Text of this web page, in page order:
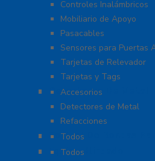
Controles Inalámbricos
Mobiliario de Apoyo
Pasacables
Sensores para Puertas
Tarjetas de Relevador
Tarjetas y Tags
Detectores De Metal
Accesorios
Detectores de Metal
Refacciones
Control De Rondas
Todos
Equipo Blindado
Todos